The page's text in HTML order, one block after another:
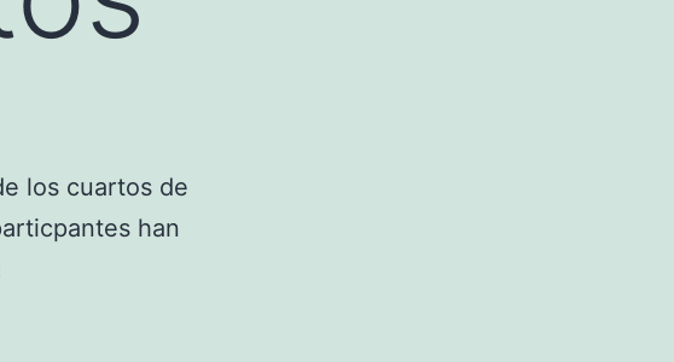
los cuartos de
han